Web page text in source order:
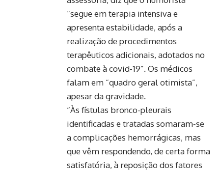
“segue em terapia intensiva e
apresenta estabilidade, após a
realização de procedimentos
terapêuticos adicionais, adotados no
combate à covid-19”. Os médicos
falam em “quadro geral otimista”,
apesar da gravidade.
“Às fístulas bronco-pleurais
identificadas e tratadas somaram-se
a complicações hemorrágicas, mas
que vêm respondendo, de certa forma
satisfatória, à reposição dos fatores